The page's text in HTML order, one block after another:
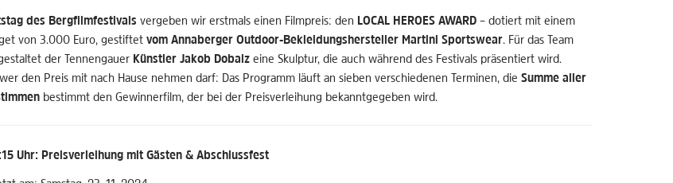
des Bergfilmfestivals vergeben wir erstmals einen Filmpreis: den LOCAL HEROES AWARD – dotiert mit einem
von 3.000 Euro, gestiftetvom Annaberger Outdoor-Bekleidungshersteller Martini Sportswear. Für das Team
der Tennengauer Künstler Jakob Dobaiz eine Skulptur, die auch während des Festivals präsentiert wird.
den Preis mit nach Hause nehmen darf: Das Programm läuft an sieben verschiedenen Terminen, die Summe aller
bestimmt den Gewinnerfilm, der bei der Preisverleihung bekanntgegeben wird.
Uhr: Preisverleihung mit Gästen & Abschlussfest